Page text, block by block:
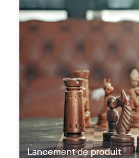
Lancement de produit